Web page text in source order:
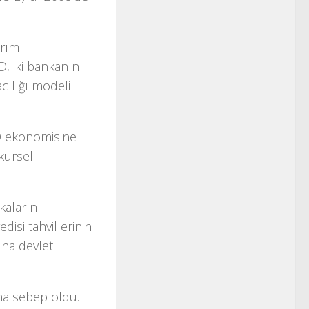
iki bankanın
modeli
ekonomisine
tahvillerinin
devlet
sebep oldu.